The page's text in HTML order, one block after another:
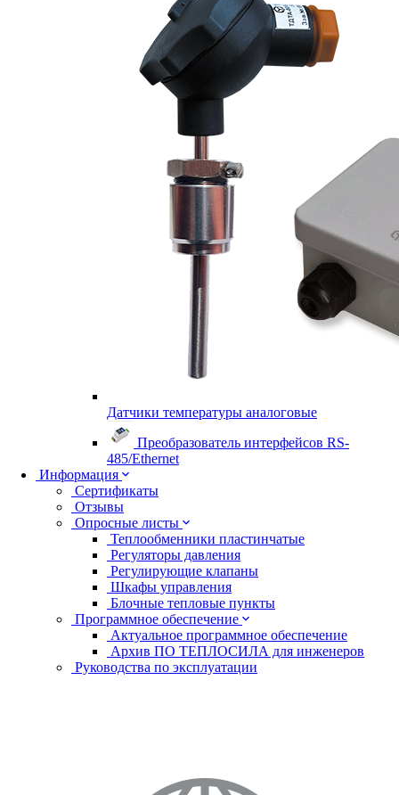
Датчики температуры аналоговые
Преобразователь интерфейсов RS-
485/Ethernet
Информация
Сертификаты
Отзывы
Опросные листы
Теплообменники пластинчатые
Регуляторы давления
Регулирующие клапаны
Шкафы управления
Блочные тепловые пункты
Программное обеспечение
Актуальное программное обеспечение
Архив ПО ТЕПЛОСИЛА для инженеров
Руководства по эксплуатации